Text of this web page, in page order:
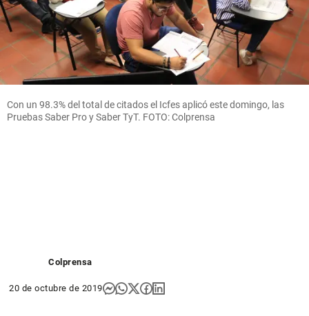
Con un 98.3% del total de citados el Icfes aplicó este domingo, las
Pruebas Saber Pro y Saber TyT. FOTO: Colprensa
Colprensa
20 de octubre de 2019